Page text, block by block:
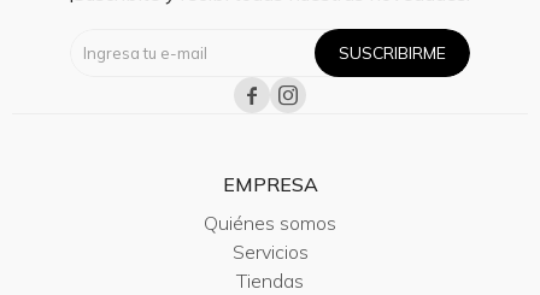
SUSCRIBIRME
 
EMPRESA
Quiénes somos
Servicios
Tiendas